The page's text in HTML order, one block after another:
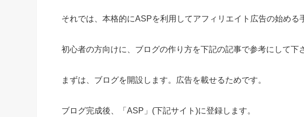
それでは、本格的にASPを利用してアフィリエイト広告の始める
初心者の方向けに、ブログの作り方を下記の記事で参考にして下
まずは、ブログを開設します。広告を載せるためです。
ブログ完成後、「ASP」(下記サイト)に登録します。